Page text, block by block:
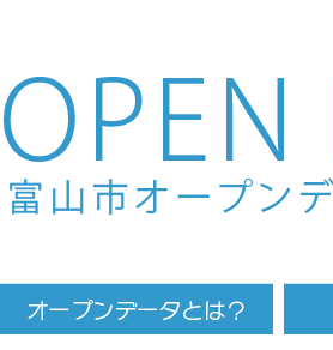
Skip to main content